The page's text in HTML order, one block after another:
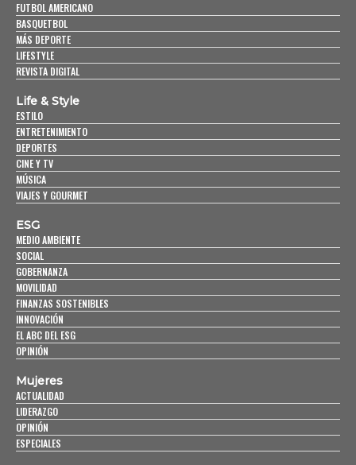
FUTBOL AMERICANO
BASQUETBOL
MÁS DEPORTE
LIFESTYLE
REVISTA DIGITAL
Life & Style
ESTILO
ENTRETENIMIENTO
DEPORTES
CINE Y TV
MÚSICA
VIAJES Y GOURMET
ESG
MEDIO AMBIENTE
SOCIAL
GOBERNANZA
MOVILIDAD
FINANZAS SOSTENIBLES
INNOVACIÓN
EL ABC DEL ESG
OPINIÓN
Mujeres
ACTUALIDAD
LIDERAZGO
OPINIÓN
ESPECIALES